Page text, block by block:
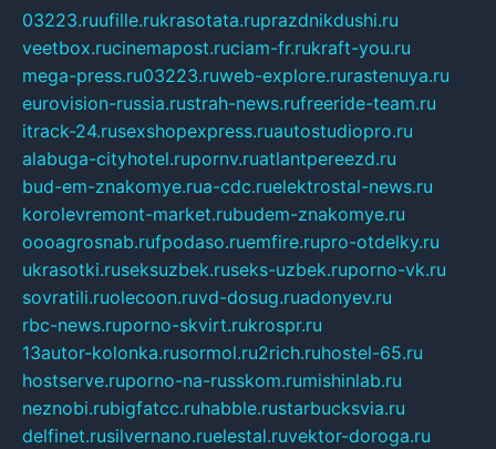
03223.ruufille.rukrasotata.ruprazdnikdushi.ru
veetbox.rucinemapost.ruciam-fr.rukraft-you.ru
mega-press.ru03223.ruweb-explore.rurastenuya.ru
eurovision-russia.rustrah-news.rufreeride-team.ru
itrack-24.rusexshopexpress.ruautostudiopro.ru
alabuga-cityhotel.rupornv.ruatlantpereezd.ru
bud-em-znakomye.rua-cdc.ruelektrostal-news.ru
korolevremont-market.rubudem-znakomye.ru
oooagrosnab.rufpodaso.ruemfire.rupro-otdelky.ru
ukrasotki.ruseksuzbek.ruseks-uzbek.ruporno-vk.ru
sovratili.ruolecoon.ruvd-dosug.ruadonyev.ru
rbc-news.ruporno-skvirt.rukrospr.ru
13autor-kolonka.rusormol.ru2rich.ruhostel-65.ru
hostserve.ruporno-na-russkom.rumishinlab.ru
neznobi.rubigfatcc.ruhabble.rustarbucksvia.ru
delfinet.rusilvernano.ruelestal.ruvektor-doroga.ru